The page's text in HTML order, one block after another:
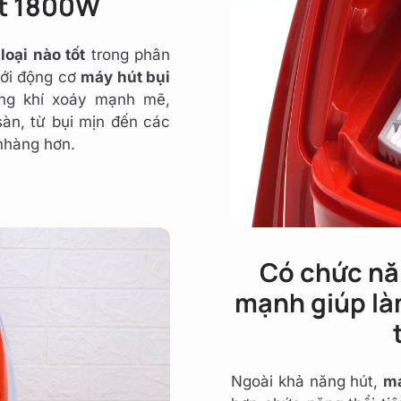
nào tốt trong phân
động cơ máy hút bụi
khí xoáy mạnh mẽ,
từ bụi mịn đến các
hơn.
Có chức
mạnh giúp
Ngoài khả năng hút,